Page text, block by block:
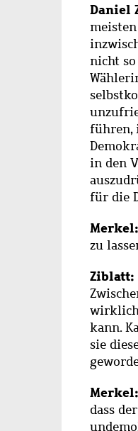
Daniel
nicht
führen,
in den
für die
Merkel:
zu
Ziblatt:
wirklich
kann.
sie
Merkel:
dass